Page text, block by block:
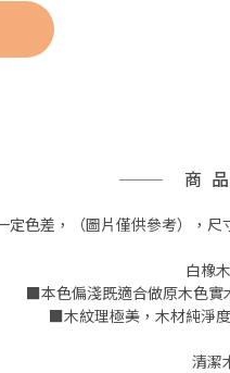
商
色差，（圖片僅供參考），
白橡
■本色偏淺既適合做原木色實
■木紋理極美，木材純淨
清潔